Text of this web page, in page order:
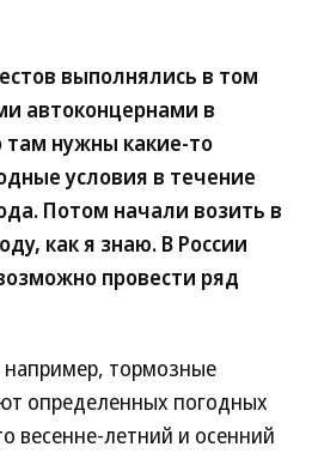
выполнялись в том
автоконцернами в
там нужны какие-то
условия в течение
Потом начали возить в
как я знаю. В России
провести ряд
тормозные
определенных погодных
весенне-летний и осенний